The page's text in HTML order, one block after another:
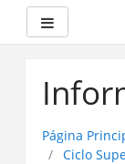
contenido
Página
Ciclo